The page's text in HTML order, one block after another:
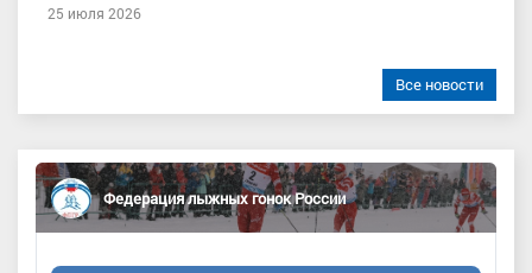
25 июля 2026
Все новости
Федерация лыжных гонок России